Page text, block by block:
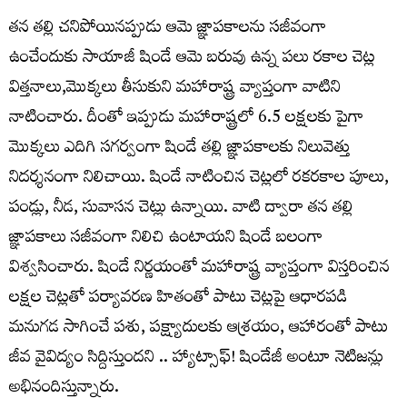
తన తల్లి చనిపోయినప్పుడు ఆమె జ్ఞాపకాలను సజీవంగా
ఉంచేందుకు సాయాజీ షిండే ఆమె బరువు ఉన్న పలు రకాల చెట్ల
విత్తనాలు,మొక్కలు తీసుకుని మహారాష్ట్ర వ్యాప్తంగా వాటిని
నాటించారు. దీంతో ఇప్పుడు మహారాష్ట్రలో 6.5 లక్షలకు పైగా
మొక్కలు ఎదిగి సగర్వంగా షిండే తల్లి జ్ఞాపకాలకు నిలువెత్తు
నిదర్శనంగా నిలిచాయి. షిండే నాటించిన చెట్లలో రకరకాల పూలు,
పండ్లు, నీడ, సువాసన చెట్లు ఉన్నాయి. వాటి ద్వారా తన తల్లి
జ్ఞాపకాలు సజీవంగా నిలిచి ఉంటాయని షిండే బలంగా
విశ్వసించారు. షిండే నిర్ణయంతో మహారాష్ట్ర వ్యాప్తంగా విస్తరించిన
లక్షల చెట్లతో పర్యావరణ హితంతో పాటు చెట్లపై ఆధారపడి
మనుగడ సాగించే పశు, పక్ష్యాదులకు ఆశ్రయం, ఆహారంతో పాటు
జీవ వైవిద్యం సిద్దిస్తుందని .. హ్యాట్సాఫ్! షిండేజీ అంటూ నెటిజన్లు
అభినందిస్తున్నారు.